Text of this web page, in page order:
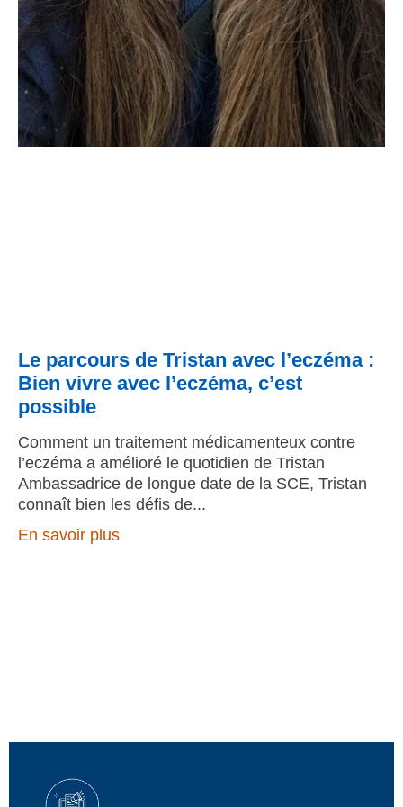
Le parcours de Tristan avec l’eczéma :
Bien vivre avec l’eczéma, c’est
possible
Comment un traitement médicamenteux contre
l’eczéma a amélioré le quotidien de Tristan
Ambassadrice de longue date de la SCE, Tristan
connaît bien les défis de
En savoir plus